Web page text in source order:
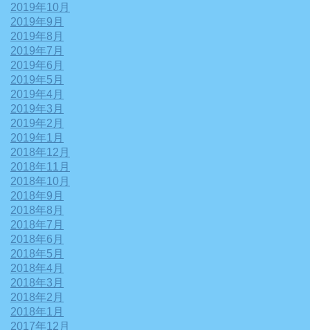
2019年10月
2019年9月
2019年8月
2019年7月
2019年6月
2019年5月
2019年4月
2019年3月
2019年2月
2019年1月
2018年12月
2018年11月
2018年10月
2018年9月
2018年8月
2018年7月
2018年6月
2018年5月
2018年4月
2018年3月
2018年2月
2018年1月
2017年12月